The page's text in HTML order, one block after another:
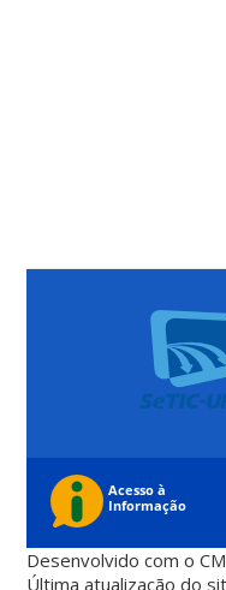
Desenvolvido com o
Última atualização do